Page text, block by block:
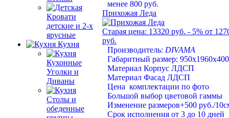
Кровати
детские и 2-х
ярусные
Кухня
Кухонные
Уголки и
Диваны
Столы и
обеденные
менее 800 руб.
Прихожая Леда
Старая цена: 13320 руб. - 5% от
руб.
Производитель: DIVAMA
Габаритный размер: 950х1960х400
Материал Корпус ЛДСП
Материал Фасад ЛДСП
Цена комплектации по фото
Большой выбор цветовой гаммы
Изменение размеров+500 руб./
Срок исполнения от 3 до 10 дней